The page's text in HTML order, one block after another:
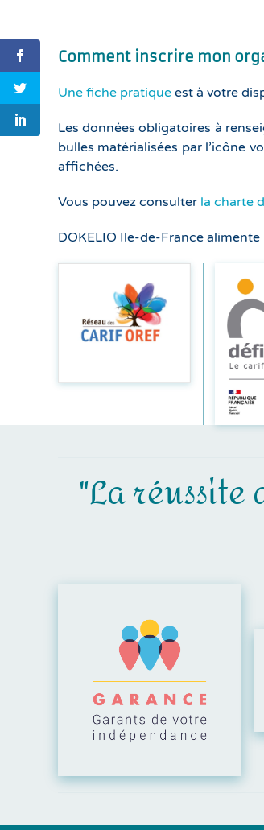
Comment inscrire mon
Une fiche pratique est à votre
Les données obligatoires à
bulles matérialisées par l’icône
affichées.
Vous pouvez consulter la charte
DOKELIO Ile-de-France alimente
En savoir
plus
"La
Visiter leur site